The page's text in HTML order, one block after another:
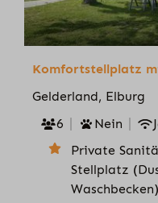
Komfortstellplatz
Gelderland, Elburg
6
Nein
Private
Stellplatz
Waschbecken)